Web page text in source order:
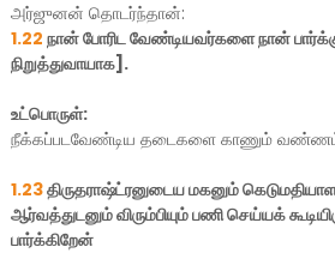
அர்ஜுனன் தொடர்ந்தான்:
1.22 நான் போரிட வேண்டியவர்களை நான்
நிறுத்துவாயாக].
உட்பொருள்:
நீக்கப்படவேண்டிய தடைகளை காணும் வண்ணம்
1.23திருதராஷ்ட்ரனுடைய மகனும்
ஆர்வத்துடனும் விரும்பியும் பணி செய்யக்
பார்க்கிறேன்